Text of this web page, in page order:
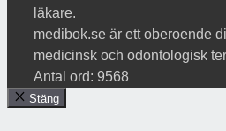
läkare.
medibok.se är ett oberoende
medicinsk och odontologisk
Antal ord: 9568
Stäng